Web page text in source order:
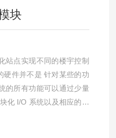
块
站点实现不同的楼宇控制
硬件并不是 针对某些的功
的所有功能可以通过少量
化 I/O 系统以及相应的楼